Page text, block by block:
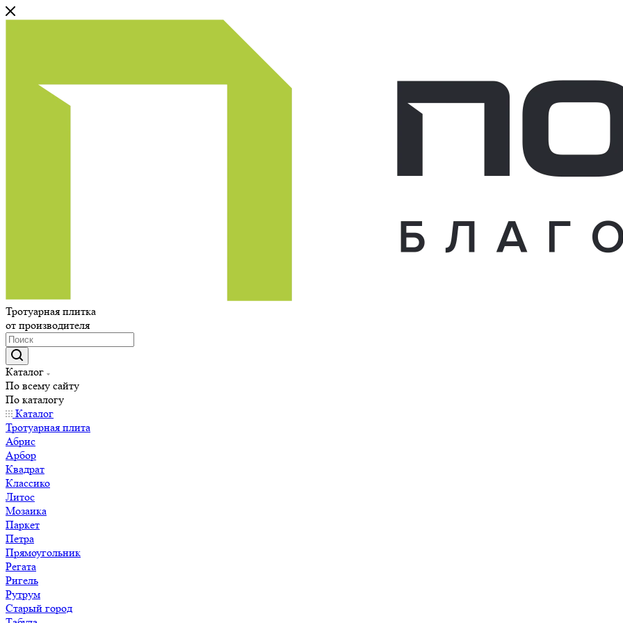
Тротуарная плитка
от производителя
Каталог
По всему сайту
По каталогу
Каталог
Тротуарная плита
Абрис
Арбор
Квадрат
Классико
Литос
Мозаика
Паркет
Петра
Прямоугольник
Регата
Ригель
Рутрум
Старый город